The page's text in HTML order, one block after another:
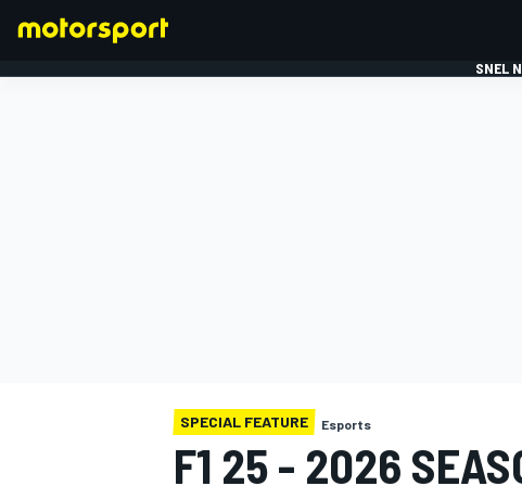
SNEL
SPECIAL FEATURE Esports
F1 25 - 2026